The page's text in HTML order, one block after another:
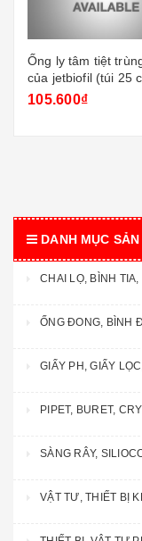
Ống ly tâm tiệt
của jetbiofil (túi 25
105.600₫
DANH MỤC
CHAI LỌ, BÌNH TIA,
ỐNG ĐONG, BÌNH
GIẤY PH, GIẤY
PIPET, BURET,
SÀNG RÂY,
VẬT TƯ, THIẾT BỊ